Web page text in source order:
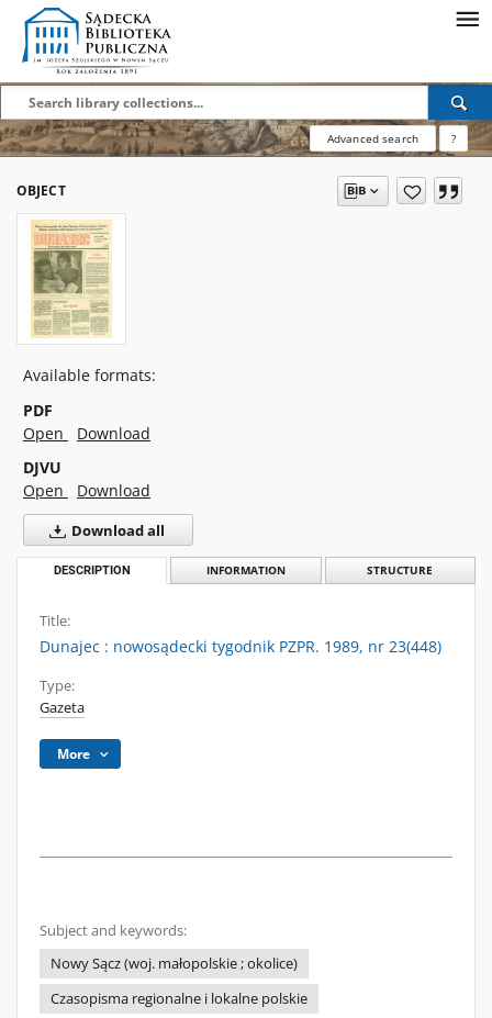
Advanced search ?
OBJECT
Available formats:
PDF
Open
Download
DJVU
Open
Download
Download all
DESCRIPTION INFORMATION STRUCTURE
Title:
Dunajec : nowosądecki tygodnik PZPR. 1989, nr 23(448)
Type:
Gazeta
More
Subject and keywords:
Nowy Sącz (woj. małopolskie ; okolice)
Czasopisma regionalne i lokalne polskie